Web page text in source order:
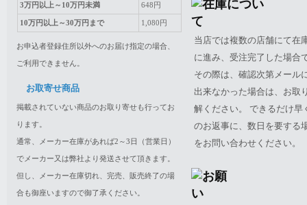
3万円以上～10万円未満 648円
10万円以上～30万円まで 1,080円
お申込者登録住所以外へのお届け指定の場合、
ご利用できません。
お取寄せ商品
掲載されていない商品のお取り寄せも行ってお
ります。
通常、メーカー在庫があれば2～3日（営業日）
でメーカー又は弊社より発送させて頂きます。
但し、メーカー在庫切れ、完売、販売終了の場
合も御座いますので御了承ください。
当店では複数の店舗にて在
に進み、受注完了した場合
その際は、確認次第メール
出来なかった場合は、お取
解ください。 できるだけ
のお返事に、数日を要する
をお問い合わせください。